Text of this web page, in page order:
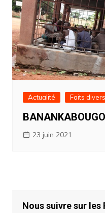
Actualité Faits divers
23 juin 2021
Nous suivre sur les